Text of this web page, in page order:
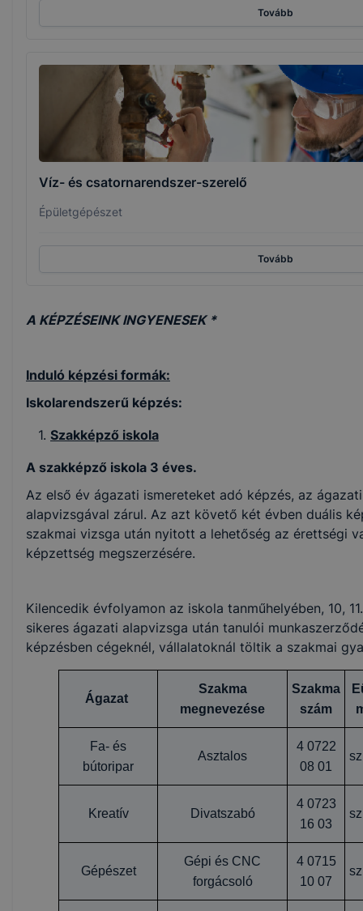
Tovább
Víz- és csatornarendszer-szerelő
Épületgépészet
Tovább
A KÉPZÉSEINK INGYENESEK *
Induló képzési formák:
Iskolarendszerű képzés:
Szakképző iskola
A szakképző iskola 3 éves.
Az első év ágazati ismereteket adó képzés, az
alapvizsgával zárul. Az azt követő két évben duális
szakmai vizsga után nyitott a lehetőség az érettségi
képzettség megszerzésére.
Kilencedik évfolyamon az iskola tanműhelyében, 10,
sikeres ágazati alapvizsga után tanulói
képzésben cégeknél, vállalatoknál töltik a szakmai
Ágazat
Szakma
megnevezése
Szakma
szám
Fa- és
bútoripar
Asztalos
4 0722
08 01
Kreatív Divatszabó
4 0723
16 03
Gépészet
Gépi és CNC
forgácsoló
4 0715
10 07